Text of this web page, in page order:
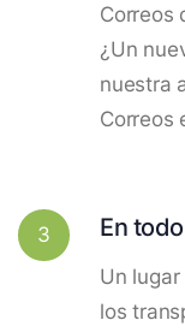
Correos
¿Un
nuestra
Correos
3 En
Un
los